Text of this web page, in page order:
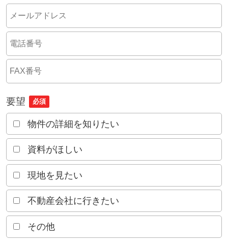
要望 必須
物件の詳細を知りたい
資料がほしい
現地を見たい
不動産会社に行きたい
その他